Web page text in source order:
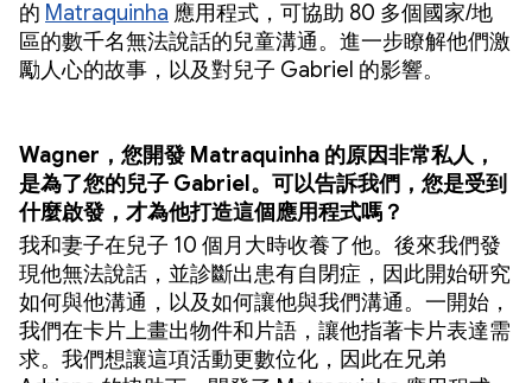
的 Matraquinha 應用程式，可協助 80 多個國家/地
區的數千名無法說話的兒童溝通。進一步瞭解他們激
勵人心的故事，以及對兒子 Gabriel 的影響。
Wagner，您開發 Matraquinha 的原因非常私人，
是為了您的兒子 Gabriel。可以告訴我們，您是受到
什麼啟發，才為他打造這個應用程式嗎？
我和妻子在兒子 10 個月大時收養了他。後來我們發
現他無法說話，並診斷出患有自閉症，因此開始研究
如何與他溝通，以及如何讓他與我們溝通。一開始，
我們在卡片上畫出物件和片語，讓他指著卡片表達需
求。我們想讓這項活動更數位化，因此在兄弟